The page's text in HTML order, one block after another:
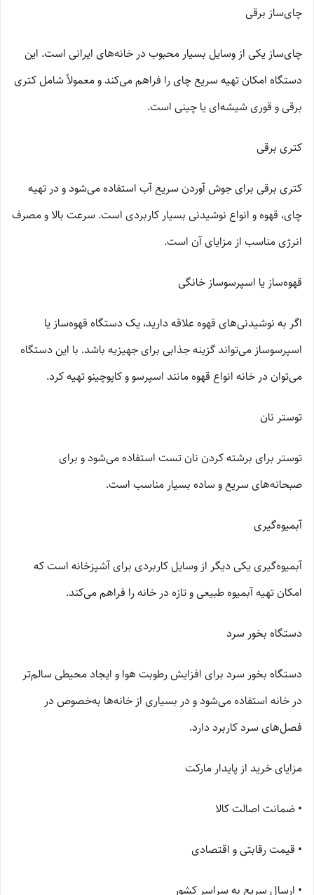
چای‌ساز برقی
چای‌ساز یکی از وسایل بسیار محبوب در خانه‌های ایرانی است. این
دستگاه امکان تهیه سریع چای را فراهم می‌کند و معمولاً شامل کتری
برقی و قوری شیشه‌ای یا چینی است.
کتری برقی
کتری برقی برای جوش آوردن سریع آب استفاده می‌شود و در تهیه
چای، قهوه و انواع نوشیدنی بسیار کاربردی است. سرعت بالا و مصرف
انرژی مناسب از مزایای آن است.
قهوه‌ساز یا اسپرسوساز خانگی
اگر به نوشیدنی‌های قهوه علاقه دارید، یک دستگاه قهوه‌ساز یا
اسپرسوساز می‌تواند گزینه جذابی برای جهیزیه باشد. با این دستگاه
می‌توان در خانه انواع قهوه مانند اسپرسو و کاپوچینو تهیه کرد.
توستر نان
توستر برای برشته کردن نان تست استفاده می‌شود و برای
صبحانه‌های سریع و ساده بسیار مناسب است.
آبمیوه‌گیری
آبمیوه‌گیری یکی دیگر از وسایل کاربردی برای آشپزخانه است که
امکان تهیه آبمیوه طبیعی و تازه در خانه را فراهم می‌کند.
دستگاه بخور سرد
دستگاه بخور سرد برای افزایش رطوبت هوا و ایجاد محیطی سالم‌تر
در خانه استفاده می‌شود و در بسیاری از خانه‌ها به‌خصوص در
فصل‌های سرد کاربرد دارد.
مزایای خرید از پایدار مارکت
• ضمانت اصالت کالا
• قیمت رقابتی و اقتصادی
• ارسال سریع به سراسر کشور